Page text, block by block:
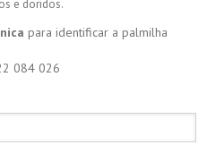
e doridos.
para identificar a palmilha
084 026